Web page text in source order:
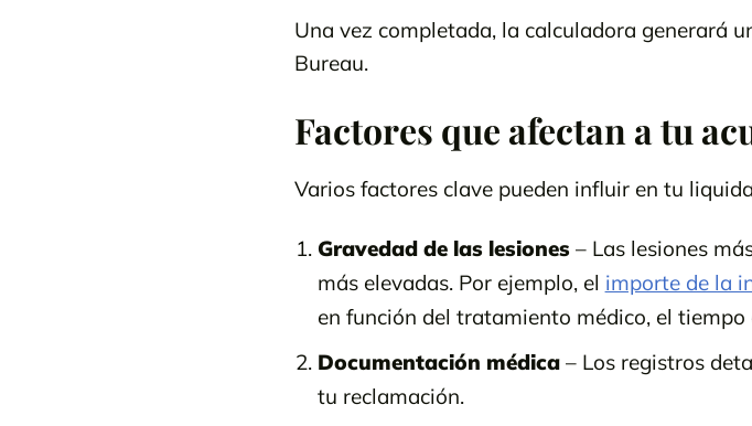
Una vez completada, la calculadora generará
Bureau.
Factores que afectan a tu
Varios factores clave pueden influir en tu
Gravedad de las lesiones – Las lesiones
más elevadas. Por ejemplo, el importe de la
en función del tratamiento médico, el
Documentación médica– Los registros
tu reclamación.